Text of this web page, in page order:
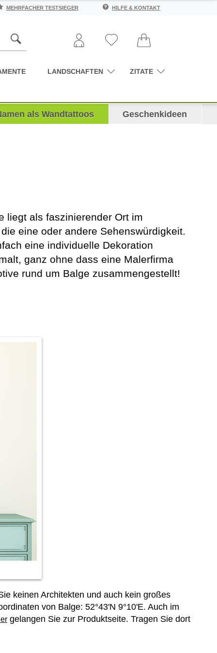
MEHRFACHER TESTSIEGER HILFE & KONTAKT
LANDSCHAFTEN ZITATE
als Wandtattoos Geschenkideen
liegt als faszinierender Ort im
eine oder andere Sehenswürdigkeit.
eine individuelle Dekoration
ganz ohne dass eine Malerfirma
rund um Balge zusammengestellt!
keinen Architekten und auch kein großes
von Balge: 52°43'N 9°10'E. Auch im
gelangen Sie zur Produktseite. Tragen Sie dort